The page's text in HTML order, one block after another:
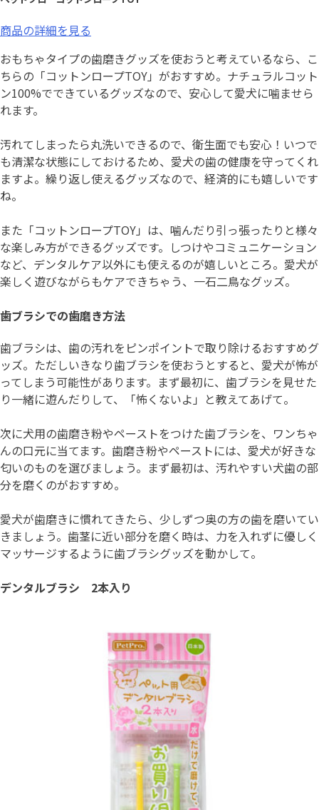
商品の詳細を見る
おもちゃタイプの歯磨きグッズを使おうと考えているなら、こ
ちらの「コットンロープTOY」がおすすめ。ナチュラルコット
ン100%でできているグッズなので、安心して愛犬に噛ませら
れます。
汚れてしまったら丸洗いできるので、衛生面でも安心！いつで
も清潔な状態にしておけるため、愛犬の歯の健康を守ってくれ
ますよ。繰り返し使えるグッズなので、経済的にも嬉しいです
ね。
また「コットンロープTOY」は、噛んだり引っ張ったりと様々
な楽しみ方ができるグッズです。しつけやコミュニケーション
など、デンタルケア以外にも使えるのが嬉しいところ。愛犬が
楽しく遊びながらもケアできちゃう、一石二鳥なグッズ。
歯ブラシでの歯磨き方法
歯ブラシは、歯の汚れをピンポイントで取り除けるおすすめグ
ッズ。ただしいきなり歯ブラシを使おうとすると、愛犬が怖が
ってしまう可能性があります。まず最初に、歯ブラシを見せた
り一緒に遊んだりして、「怖くないよ」と教えてあげて。
次に犬用の歯磨き粉やペーストをつけた歯ブラシを、ワンちゃ
んの口元に当てます。歯磨き粉やペーストには、愛犬が好きな
匂いのものを選びましょう。まず最初は、汚れやすい犬歯の部
分を磨くのがおすすめ。
愛犬が歯磨きに慣れてきたら、少しずつ奥の方の歯を磨いてい
きましょう。歯茎に近い部分を磨く時は、力を入れずに優しく
マッサージするように歯ブラシグッズを動かして。
デンタルブラシ 2本入り